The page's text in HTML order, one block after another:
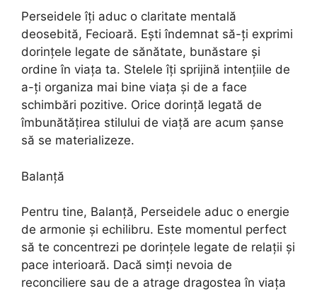
Perseidele îți aduc o claritate mentală
deosebită, Fecioară. Ești îndemnat să-ți exprimi
dorințele legate de sănătate, bunăstare și
ordine în viața ta. Stelele îți sprijină intențiile de
a-ți organiza mai bine viața și de a face
schimbări pozitive. Orice dorință legată de
îmbunătățirea stilului de viață are acum șanse
să se materializeze.
Balanță
Pentru tine, Balanță, Perseidele aduc o energie
de armonie și echilibru. Este momentul perfect
să te concentrezi pe dorințele legate de relații și
pace interioară. Dacă simți nevoia de
reconciliere sau de a atrage dragostea în viața